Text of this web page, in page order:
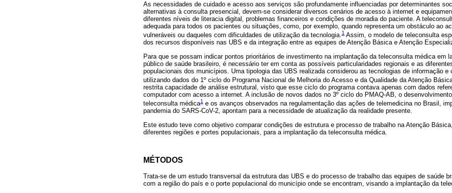
As necessidades de cuidado e acesso aos serviços são profundamente influenciadas por determinantes
alternativas à consulta presencial, devem-se considerar diversos cenários de acesso à internet e
diferentes níveis de literacia digital, problemas financeiros e condições de moradia do paciente. A
adequada para todos os pacientes ou situações, como, por exemplo, quando representa um obstáculo ao
vulneráveis ou daqueles com dificuldades de utilização da tecnologia.1 Assim, o modelo de teleconsulta
dos recursos disponíveis nas UBS e da integração entre as equipes de Atenção Básica e Atenção
Para que se possam indicar pontos prioritários de investimento na implantação da teleconsulta médica em
público de saúde brasileiro, é necessário ter em conta as possíveis particularidades regionais e as
populacionais dos municípios. Uma tipologia das UBS realizada considerou as tecnologias de informação e
utilizando dados do 1º ciclo do Programa Nacional de Melhoria do Acesso e da Qualidade da Atenção
restrita capacidade de análise estrutural, visto que esse ciclo do programa contava apenas com dados
computador com acesso a internet. A inclusão de novos dados no 3º ciclo do PMAQ-AB, o
teleconsulta médica1 e os avanços observados na regulamentação das ações de telemedicina no Brasil,
pandemia do SARS-CoV-2, apontam para a necessidade de atualização da realidade presente.
Este estudo teve como objetivo comparar condições de estrutura e processo de trabalho na Atenção
diferentes regiões e portes populacionais, para a implantação da teleconsulta médica.
MÉTODOS
Trata-se de um estudo transversal da estrutura das UBS e do processo de trabalho das equipes de saúde
com a região do país e o porte populacional do município onde se encontram, visando a implantação da